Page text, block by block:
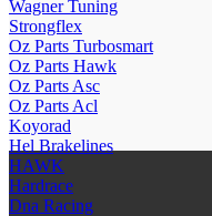
Wagner Tuning
Strongflex
Oz Parts Turbosmart
Oz Parts Hawk
Oz Parts Asc
Oz Parts Acl
Koyorad
Hel Brakelines
HAWK
Hardrace
Dna Racing